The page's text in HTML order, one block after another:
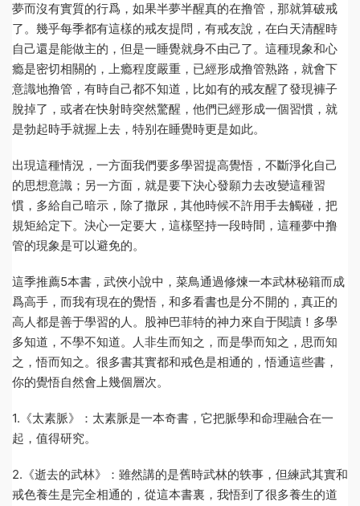
夢而沒有實質的行爲，如果半夢半醒真的在撸管，那就算破戒
了。幾乎每季都有這樣的戒友提問，有戒友說，在白天清醒時
自己還是能做主的，但是一睡覺就身不由己了。這種現象和心
瘾是密切相關的，上瘾程度嚴重，已經形成撸管熟路，就會下
意識地撸管，有時自己都不知道，比如有的戒友醒了發現褲子
脫掉了，或者在快射時突然驚醒，他們已經形成一個習慣，就
是勃起時手就握上去，特别在睡覺時更是如此。
出現這種情況，一方面我們要多學習提高覺悟，不斷淨化自己
的思想意識；另一方面，就是要下決心發願力去改變這種習
慣，多給自己暗示，除了撒尿，其他時候不許用手去觸碰，把
規矩給定下。決心一定要大，這樣堅持一段時間，這種夢中撸
管的現象是可以避免的。
這季推薦5本書，武俠小說中，菜鳥通過修煉一本武林秘籍而成
爲高手，而我有現在的覺悟，和多看書也是分不開的，真正的
高人都是善于學習的人。股神巴菲特的神力來自于閱讀！多學
多知道，不學不知道。人非生而知之，而是學而知之，思而知
之，悟而知之。很多書其實都和戒色是相通的，悟通這些書，
你的覺悟自然會上幾個層次。
1.《太素脈》：太素脈是一本奇書，它把脈學和命理融合在一
起，值得研究。
2.《逝去的武林》：雖然講的是舊時武林的轶事，但練武其實和
戒色養生是完全相通的，從這本書裏，我悟到了很多養生的道